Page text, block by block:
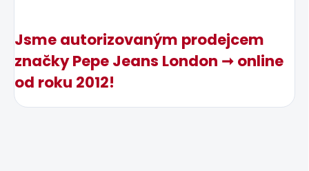
Jsme autorizovaným prodejcem
značky Pepe Jeans London ➞ online
od roku 2012!